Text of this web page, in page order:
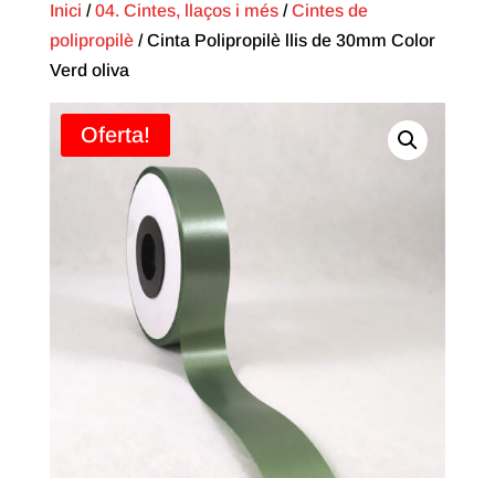
Inici /04. Cintes, llaços i més/Cintes de
polipropilè/ Cinta Polipropilè llis de 30mm Color
Verd oliva
Oferta!